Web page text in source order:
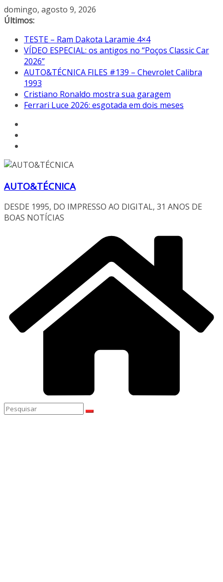
Pular
para
conteúdo
domingo, agosto 9, 2026
Últimos:
TESTE – Ram Dakota Laramie 4×4
VÍDEO ESPECIAL: os antigos no “Poços Classic Car
2026”
AUTO&TÉCNICA FILES #139 – Chevrolet Calibra
1993
Cristiano Ronaldo mostra sua garagem
Ferrari Luce 2026: esgotada em dois meses
AUTO&TÉCNICA
DESDE 1995, DO IMPRESSO AO DIGITAL, 31 ANOS DE
BOAS NOTÍCIAS